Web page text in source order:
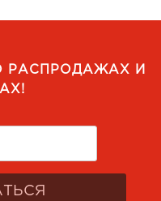
РАСПРОДАЖАХ И